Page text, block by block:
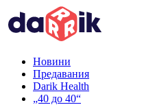
Новини
Предавания
Darik Health
„40 до 40“